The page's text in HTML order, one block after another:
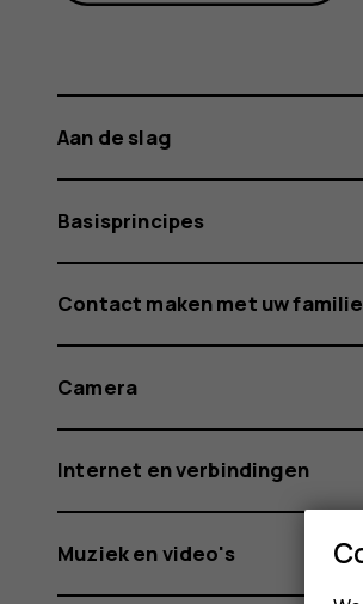
Aan de slag
Basisprincipes
Contact maken met uw
Camera
Internet en verbindingen
Muziek en video's